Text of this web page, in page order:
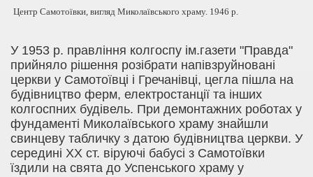
Центр Самотоївки, вигляд Миколаївського храму. 1946 р.
У 1953 р. правління колгоспу ім.газети "Правда"
прийняло рішення розібрати напівзруйновані
церкви у Самотоївці і Гречанівці, цегла пішла на
будівництво ферм, електростанції та інших
колгоспних будівель. При демонтажних роботах у
фундаменті Миколаївського храму знайшли
свинцеву табличку з датою будівництва церкви. У
середині ХХ ст. віруючі бабусі з Самотоївки
їздили на свята до Успенського храму у